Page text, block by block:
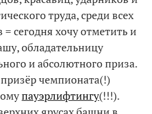
труда, среди всех
сегодня хочу отметить и
обладательницу
и абсолютного приза.
чемпионата(!)
пауэрлифтингу(!!!).